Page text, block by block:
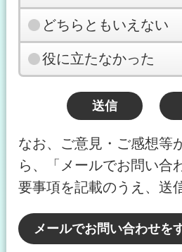
どちらともいえない
役に立たなかった
なお、ご意見・ご感想等
ら、「メールでお問い合
要事項を記載のうえ、送
メールでお問い合わせを